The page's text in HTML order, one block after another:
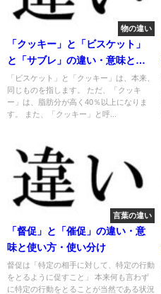
物の違い
「クッキー」と「ビスケット」
と「サブレ」の違い・意味と使
い方・使い分け
「ビスケット」と「クッキー」は、本来、
同じものを指します。 ただ、「クッキ
ー」は、脂肪分が高く40％以上になりま
す。 また、「クッキー」と呼...
言葉の違い
「督促」と「催促」の違い・意
味と使い方・使い分け
督促は「特定の相手に対して、特定の行動
をとるように促すこと」 本来何も言わず
に特定の行動をとることが当然である状況